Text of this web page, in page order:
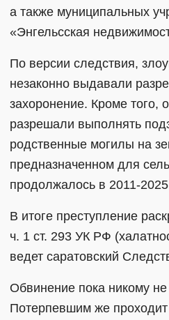
а также муниципальных
«Энгельсская
По версии следствия,
незаконно выдавали
захоронение. Кроме того,
разрешали выполнять
родственные могилы на
предназначенном для
продолжалось в 2011-
В итоге преступление
ч. 1 ст. 293 УК РФ
ведет саратовский
Обвинение пока никому
Потерпевшим же проходит